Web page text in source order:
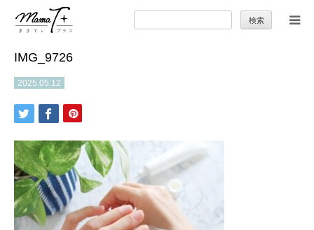
索:
IMG_9726
2025.05.12
トップ
セカンドキャリア
暮らしの小ワザ
子育て